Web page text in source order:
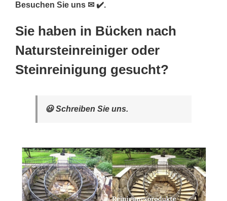
Besuchen Sie uns ✉ ✔️.
Sie haben in Bücken nach
Natursteinreiniger oder
Steinreinigung gesucht?
😃 Schreiben Sie uns.